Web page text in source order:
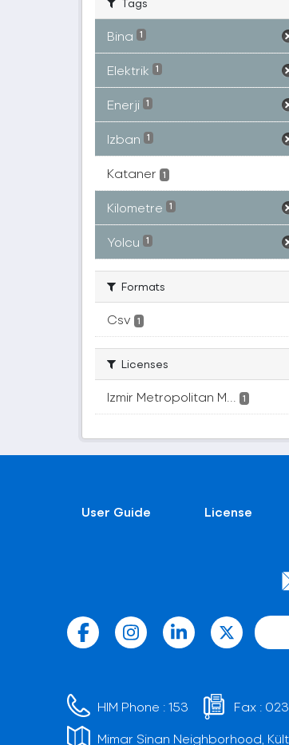
Bina 1
Elektrik 1
Enerji 1
Izban 1
Kataner 1
Kilometre 1
Yolcu 1
Formats
Csv 1
Licenses
Izmir Metropolitan M... 1
User Guide License
HIM Phone :153 Fax :
Mimar Sinan Neighborhood,